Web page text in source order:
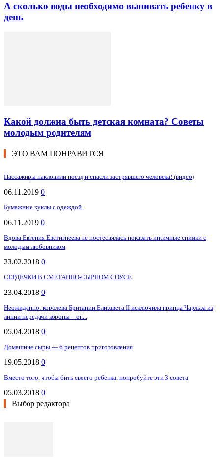
А сколько воды необходимо выпивать ребенку в
день
Какой должна быть детская комната? Советы
молодым родителям
ЭТО ВАМ ПОНРАВИТСЯ
Пассажиры наклонили поезд и спасли застрявшего человека! (видео)
06.11.2019 0
Бумажные куклы с одеждой.
06.11.2019 0
Вдова Евгения Евстигнеева не постеснялась показать инtимныe снимки с
молодым любовником
23.02.2018 0
СЕРДЕЧКИ В СМЕТАННО-СЫРНОМ СОУСЕ
23.04.2018 0
Неожиданно: королева Британии Елизавета II исключила принца Чарльза из
линии передачи короны – он...
05.04.2018 0
Домашние сыры — 6 рецептов приготовления
19.05.2018 0
Вместо того, чтобы бить своего ребенка, попробуйте эти 3 совета
05.03.2018 0
Выбор редактора